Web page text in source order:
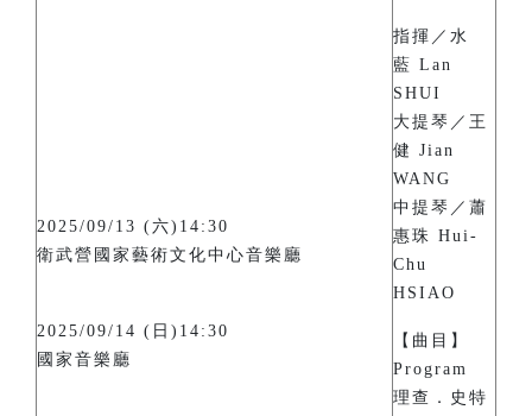
2025/09/13 (六)14:30
衛武營國家藝術文化中心音樂廳
2025/09/14 (日)14:30
國家音樂廳
指揮／水
藍 Lan
SHUI
大提琴／王
健 Jian
WANG
中提琴／蕭
惠珠 Hui-
Chu
HSIAO
【曲目】
Program
理查．史特